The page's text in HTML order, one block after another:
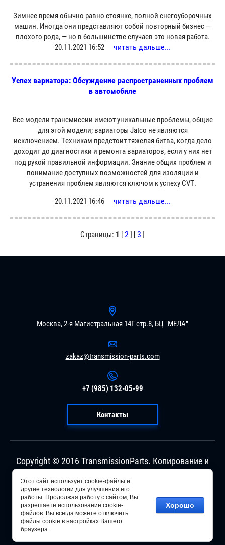
Зимнее время обычно равно стоянке, полной снегоуборочных
машин. Иногда они представляют собой повторный бизнес —
плохого рода, — но в большинстве случаев это новая работа.
20.11.2021 16:52
читать дальше...
Успех вариатора: Обсуждение распространенных проблем
в автомобиле
Все модели трансмиссии имеют уникальные проблемы, общие
для этой модели; вариаторы Jatco не являются
исключением. Техникам предстоит тяжелая битва, когда дело
доходит до диагностики и ремонта вариаторов, если у них нет
под рукой правильной информации. Знание общих проблем и
понимание доступных возможностей для изоляции и
устранения проблем являются ключом к успеху CVT.
20.11.2021 16:46
читать дальше...
Страницы: 1 2 3
Москва, 2-я Магистральная 14Г стр.8, БЦ "МЕЛА"
zakaz@transmission-parts.com
+7 (985) 132-05-99
Контакты
Copyright © 2016 TransmissionParts. Копирование и
использование материалов сайта запрещено.
Информация на сайте не является публичной
офертой. Ознакомится с пользовательским
соглашением (обработка персональных данных)
можно в разделе "Главная".
Этот сайт использует cookie-файлы и
другие технологии для улучшения его
работы. Продолжая работу с сайтом, Вы
разрешаете использование cookie-
файлов. Вы всегда можете отключить
файлы cookie в настройках Вашего
браузера.
Хорошо